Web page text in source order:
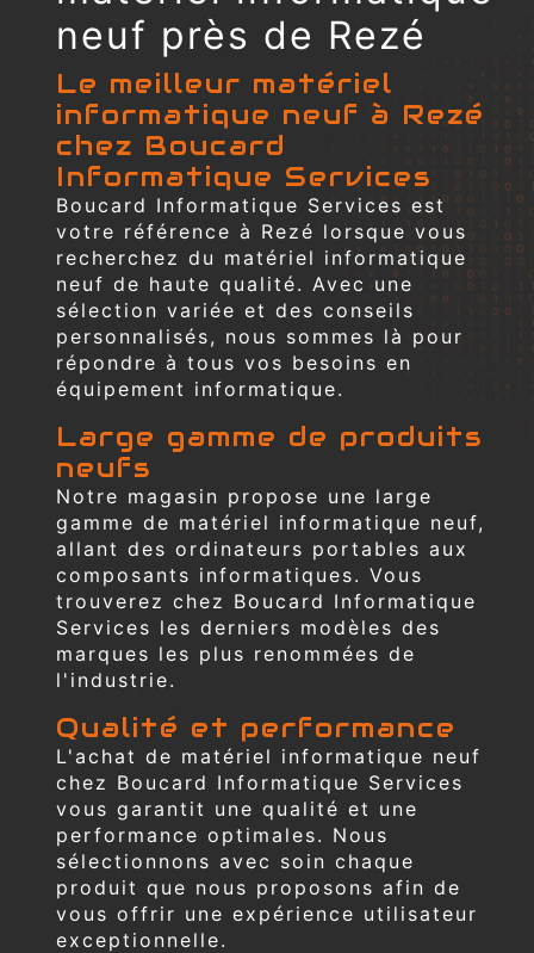
neuf près de Rezé
Le meilleur matériel
informatique neuf à Rezé
chez Boucard
Informatique Services
Boucard Informatique Services est
votre référence à Rezé lorsque vous
recherchez du matériel informatique
neuf de haute qualité. Avec une
sélection variée et des conseils
personnalisés, nous sommes là pour
répondre à tous vos besoins en
équipement informatique.
Large gamme de produits
neufs
Notre magasin propose une large
gamme de matériel informatique neuf,
allant des ordinateurs portables aux
composants informatiques. Vous
trouverez chez Boucard Informatique
Services les derniers modèles des
marques les plus renommées de
l'industrie.
Qualité et performance
L'achat de matériel informatique neuf
chez Boucard Informatique Services
vous garantit une qualité et une
performance optimales. Nous
sélectionnons avec soin chaque
produit que nous proposons afin de
vous offrir une expérience utilisateur
exceptionnelle.